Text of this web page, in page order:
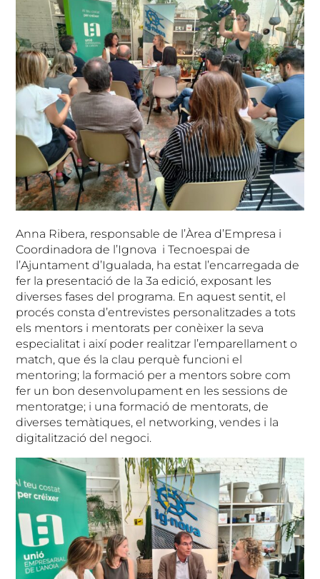
Anna Ribera, responsable de l’Àrea d’Empresa i
Coordinadora de l’Ignova i Tecnoespai de
l’Ajuntament d’Igualada, ha estat l’encarregada de
fer la presentació de la 3a edició, exposant les
diverses fases del programa. En aquest sentit, el
procés consta d’entrevistes personalitzades a tots
els mentors i mentorats per conèixer la seva
especialitat i així poder realitzar l’emparellament o
match, que és la clau perquè funcioni el
mentoring; la formació per a mentors sobre com
fer un bon desenvolupament en les sessions de
mentoratge; i una formació de mentorats, de
diverses temàtiques, el networking, vendes i la
digitalització del negoci.